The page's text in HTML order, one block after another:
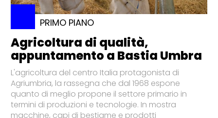
PRIMO PIANO
Agricoltura di qualità,
appuntamento a Bastia Umbra
L'agricoltura del centro Italia protagonista di
Agriumbria, la rassegna che dal 1968 espone
quanto di meglio propone il settore primario in
termini di produzioni e tecnologie. In mostra
macchine, capi di bestiame e prodotti